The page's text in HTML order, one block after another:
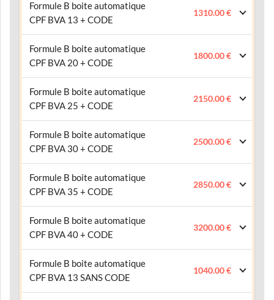
Formule B boite automatique
CPF BVA 13 + CODE
1310.00 €
Formule B boite automatique
CPF BVA 20 + CODE
1800.00 €
Formule B boite automatique
CPF BVA 25 + CODE
2150.00 €
Formule B boite automatique
CPF BVA 30 + CODE
2500.00 €
Formule B boite automatique
CPF BVA 35 + CODE
2850.00 €
Formule B boite automatique
CPF BVA 40 + CODE
3200.00 €
Formule B boite automatique
CPF BVA 13 SANS CODE
1040.00 €